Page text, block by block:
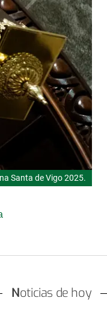
Santa de Vigo 2025.
Noticias de hoy